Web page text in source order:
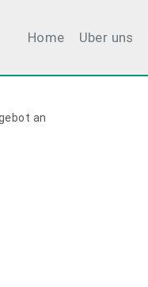
Home Uber uns
an